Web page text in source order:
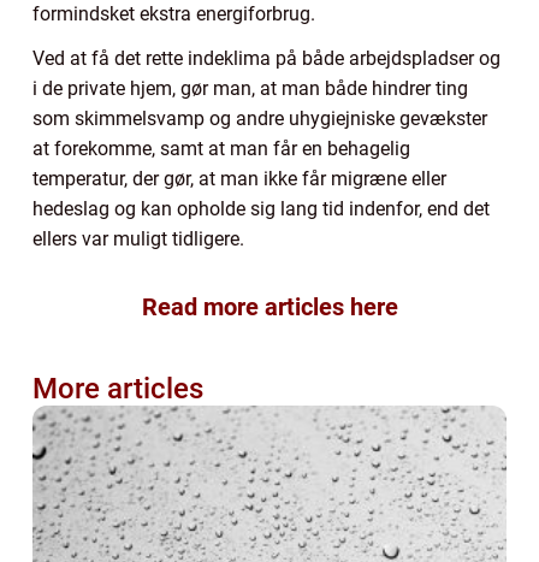
formindsket ekstra energiforbrug.
Ved at få det rette indeklima på både arbejdspladser og
i de private hjem, gør man, at man både hindrer ting
som skimmelsvamp og andre uhygiejniske gevækster
at forekomme, samt at man får en behagelig
temperatur, der gør, at man ikke får migræne eller
hedeslag og kan opholde sig lang tid indenfor, end det
ellers var muligt tidligere.
Read more articles here
More articles